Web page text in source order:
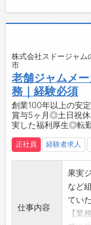
・ま
格取
・世
にい
と思
自分
きる
【会
・鍋
実」
展に
・ま
・も
・未
・長
【製
今ま
す！
【貸
・作
・安
【設備
・無
・食
・弁
株式会社スドージャム
市
老舗ジャムメ
務｜経験必須
創業100年以上の安
賞与5ヶ月◎土日祝
実した福利厚生◎転
正社員 経験者求人
仕事内容
果実
など
てい
【業